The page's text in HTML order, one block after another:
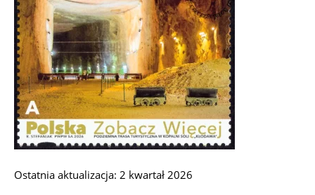
Ostatnia aktualizacja: 2 kwartał 2026